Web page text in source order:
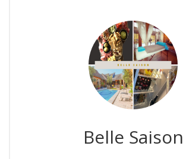
Belle Saison